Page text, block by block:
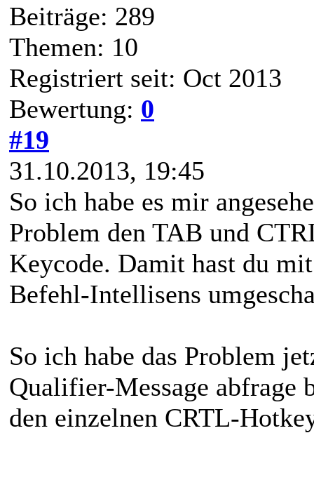
Beiträge: 289
Themen: 10
Registriert seit: Oct 2013
Bewertung: 0
#19
31.10.2013, 19:45
So ich habe es mir
Problem den TAB und
Keycode. Damit hast du
Befehl-Intellisens
So ich habe das Problem
Qualifier-Message abfrage
den einzelnen CRTL-